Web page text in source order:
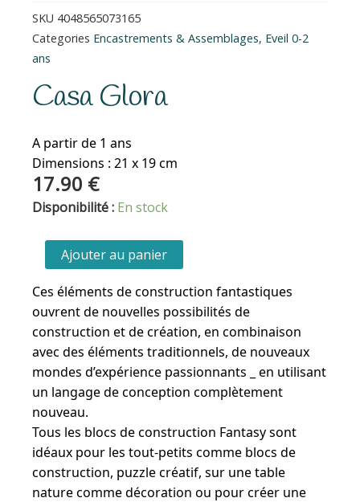
SKU 4048565073165
Categories Encastrements & Assemblages, Eveil 0-2
ans
Casa Glora
A partir de 1 ans
Dimensions : 21 x 19 cm
17.90 €
Disponibilité : En stock
quantité
Casa
Glora
Ajouter au panier
Ces éléments de construction fantastiques
ouvrent de nouvelles possibilités de
construction et de création, en combinaison
avec des éléments traditionnels, de nouveaux
mondes d’expérience passionnants _ en utilisant
un langage de conception complètement
nouveau.
Tous les blocs de construction Fantasy sont
idéaux pour les tout-petits comme blocs de
construction, puzzle créatif, sur une table
nature comme décoration ou pour créer une